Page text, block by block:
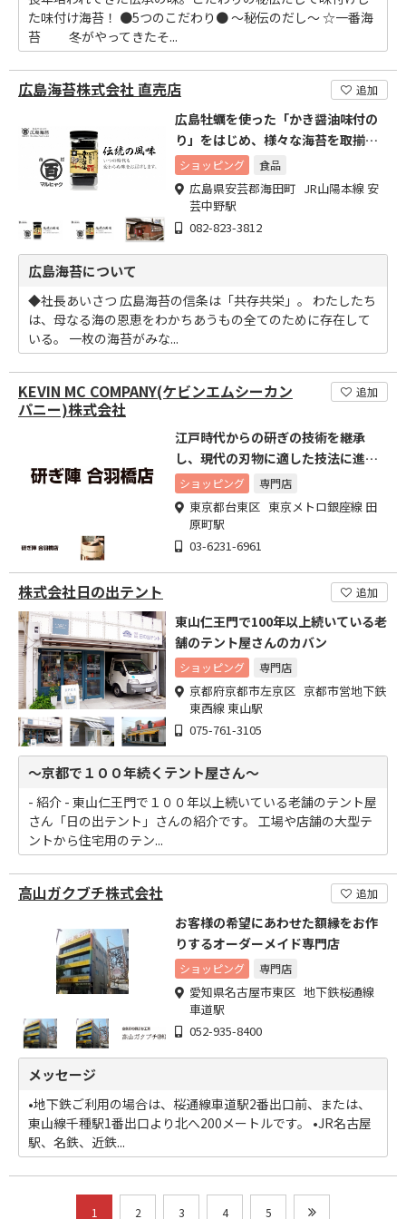
た味付け海苔！ ●5つのこだわり● ～秘伝のだし～ ☆一番海
苔 冬がやってきたそ...
広島海苔株式会社 直売店 追加
広島牡蠣を使った「かき醤油味付の
り」をはじめ、様々な海苔を取揃え
ております
ショッピング 食品
広島県安芸郡海田町 JR山陽本線 安
芸中野駅
082-823-3812
広島海苔について
◆社長あいさつ 広島海苔の信条は「共存共栄」。 わたしたち
は、母なる海の恩恵をわかちあうもの全てのために存在して
いる。 一枚の海苔がみな...
KEVIN MC COMPANY(ケビンエムシーカン
パニー)株式会社
追加
江戸時代からの研ぎの技術を継承
し、現代の刃物に適した技法に進化
させ提供
ショッピング 専門店
東京都台東区 東京メトロ銀座線 田
原町駅
03-6231-6961
株式会社日の出テント 追加
東山仁王門で100年以上続いている老
舗のテント屋さんのカバン
ショッピング 専門店
京都府京都市左京区 京都市営地下鉄
東西線 東山駅
075-761-3105
～京都で１００年続くテント屋さん～
- 紹介 - 東山仁王門で１００年以上続いている老舗のテント屋
さん「日の出テント」さんの紹介です。 工場や店舗の大型テ
ントから住宅用のテン...
高山ガクブチ株式会社 追加
お客様の希望にあわせた額縁をお作
りするオーダーメイド専門店
ショッピング 専門店
愛知県名古屋市東区 地下鉄桜通線
車道駅
052-935-8400
メッセージ
•地下鉄ご利用の場合は、桜通線車道駅2番出口前、または、
東山線千種駅1番出口より北へ200メートルです。 •JR名古屋
駅、名鉄、近鉄...
1 2 3 4 5